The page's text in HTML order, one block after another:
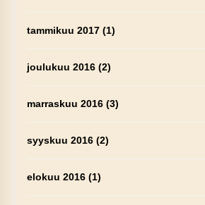
tammikuu 2017(1)
joulukuu 2016(2)
marraskuu 2016(3)
syyskuu 2016(2)
elokuu 2016(1)